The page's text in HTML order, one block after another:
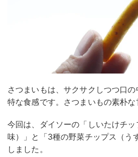
さつまいもは、サクサクしつつ口
特な食感です。さつまいもの素朴
今回は、ダイソーの「しいたけチ
味）」と「3種の野菜チップス（う
しました。